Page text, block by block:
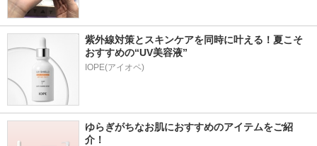
紫外線対策とスキンケアを同時に叶える！夏こそ
おすすめの“UV美容液”
IOPE(アイオペ)
ゆらぎがちなお肌におすすめのアイテムをご紹
介！